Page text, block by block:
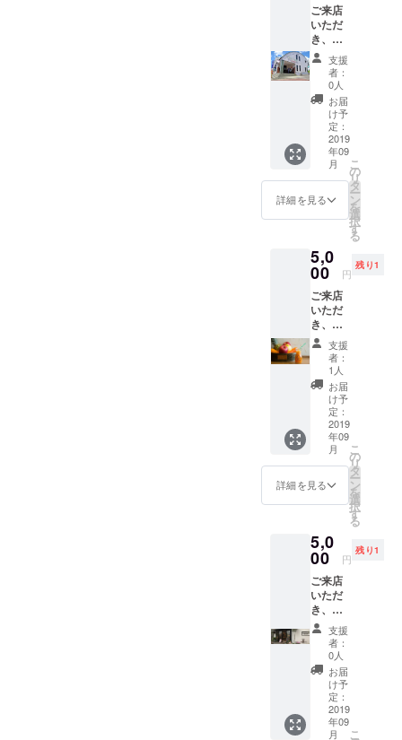
ご来店
いただ
き、通
常の体
験レッ
スンと
は違
う、30
分ほど
のレッ
スンメ
ニュー
を提供
しま
す。こ
の機会
いかが
です
か。
支援
者：
0人
お届
け予
定：
2019
年09
月
詳細を見る
こ
の
リ
タ
ー
ン
を
選
択
す
る
5,0
00 円
残り1
ご来店
いただ
き、そ
の時に
ある食
材や定
員さん
のおス
スメの
食材を
使った
1000円
ほどの
ジュー
スを提
供させ
だきま
す。
ジュー
スのカ
スタマ
イズを
楽しん
でくだ
さい。
支援
者：
1人
お届
け予
定：
2019
年09
月
詳細を見る
こ
の
リ
タ
ー
ン
を
選
択
す
る
5,0
00 円
残り1
ご来店
いただ
き、フ
ラワー
アレン
ジメン
トの作
り方を
定員さ
んが丁
寧に教
支援
者：
0人
お届
け予
定：
2019
年09
月
こ